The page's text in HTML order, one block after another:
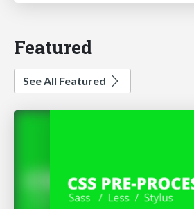
Featured
See All Featured